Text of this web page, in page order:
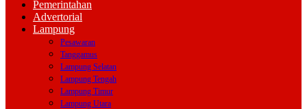
Pemerintahan
Advertorial
Lampung
Pesawaran
Tanggamus
Lampung Selatan
Lampung Tengah
Lampung Timur
Lampung Utara